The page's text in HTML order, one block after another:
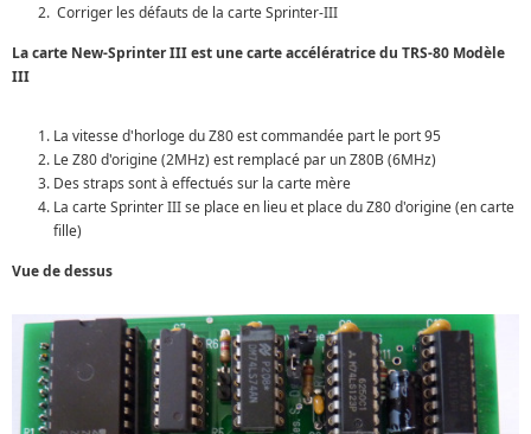
Corriger les défauts de la carte Sprinter-III
La carte New-Sprinter III est une carte accélératrice du TRS-80 Modèle
III
La vitesse d'horloge du Z80 est commandée part le port 95
Le Z80 d'origine (2MHz) est remplacé par un Z80B (6MHz)
Des straps sont à effectués sur la carte mère
La carte Sprinter III se place en lieu et place du Z80 d'origine (en carte
fille)
Vue de dessus